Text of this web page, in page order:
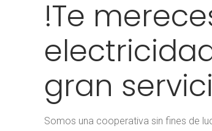
!Te
gran
Somos una cooperativa sin fines de